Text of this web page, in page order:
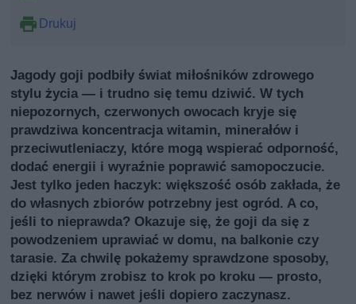
Drukuj
Jagody goji podbiły świat miłośników zdrowego
stylu życia — i trudno się temu dziwić. W tych
niepozornych, czerwonych owocach kryje się
prawdziwa koncentracja witamin, minerałów i
przeciwutleniaczy, które mogą wspierać odporność,
dodać energii i wyraźnie poprawić samopoczucie.
Jest tylko jeden haczyk: większość osób zakłada, że
do własnych zbiorów potrzebny jest ogród. A co,
jeśli to nieprawda? Okazuje się, że goji da się z
powodzeniem uprawiać w domu, na balkonie czy
tarasie. Za chwilę pokażemy sprawdzone sposoby,
dzięki którym zrobisz to krok po kroku — prosto,
bez nerwów i nawet jeśli dopiero zaczynasz.